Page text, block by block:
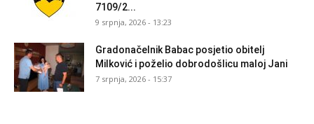
7109/2...
9 srpnja, 2026 - 13:23
Gradonačelnik Babac posjetio obitelj
Milković i poželio dobrodošlicu maloj Jani
7 srpnja, 2026 - 15:37